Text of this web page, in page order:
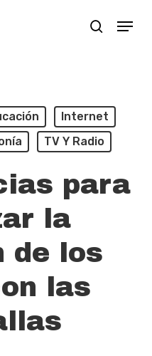
search
Menu
Internet
TV Y Radio
para
la
de los
las